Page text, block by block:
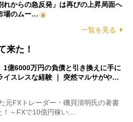
れからの急反発」は再びの上昇局面へ
場のムー…
一覧を見る
来た！
1億6000万円の負債と引き換えに手に
イスレスな経験 ｜ 突然マルサがや…
元FXトレーダー・磯貝清明氏の著書
！～FXで10億円稼い…